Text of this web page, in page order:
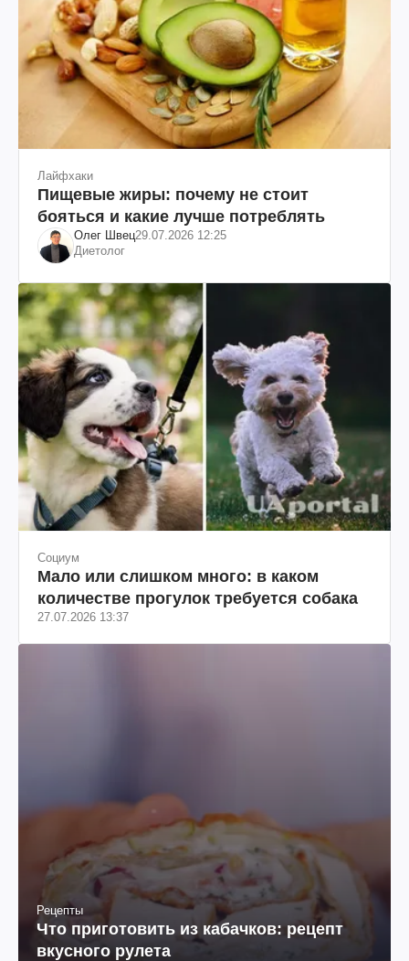
Лайфхаки
Пищевые жиры: почему не стоит
бояться и какие лучше потреблять
Олег Швец29.07.2026 12:25
Диетолог
Социум
Мало или слишком много: в каком
количестве прогулок требуется собака
27.07.2026 13:37
Рецепты
Что приготовить из кабачков: рецепт
вкусного рулета